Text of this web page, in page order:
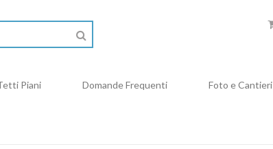
Piani Domande Frequenti Foto e Cantieri